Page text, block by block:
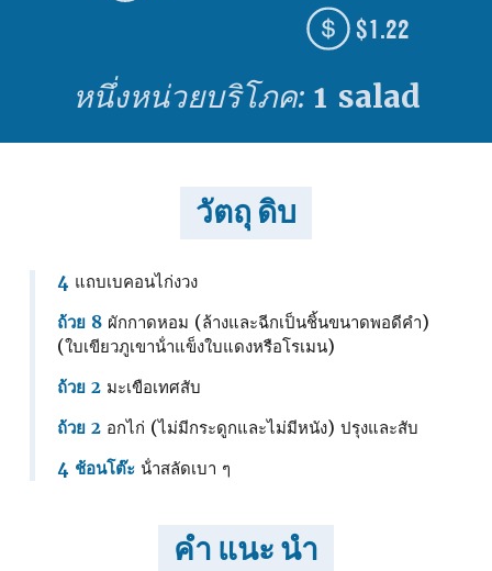
$1.22
หนึ่งหน่วยบริโภค: 1 salad
วัตถุ ดิบ
4 แถบเบคอนไก่งวง
ถ้วย 8 ผักกาดหอม (ล้างและฉีกเป็นชิ้นขนาดพอดีคํา)
(ใบเขียวภูเขาน้ําแข็งใบแดงหรือโรเมน)
ถ้วย 2 มะเขือเทศสับ
ถ้วย 2 อกไก่ (ไม่มีกระดูกและไม่มีหนัง) ปรุงและสับ
4 ช้อนโต๊ะ น้ําสลัดเบา ๆ
คำ แนะ นำ